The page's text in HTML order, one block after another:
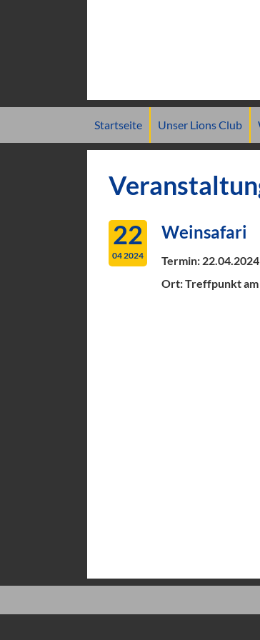
Startseite Unser Lions Club
22
04 2024
Weinsafari
Termin:
Ort: Treffpunkt